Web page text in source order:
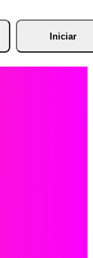
Iniciar